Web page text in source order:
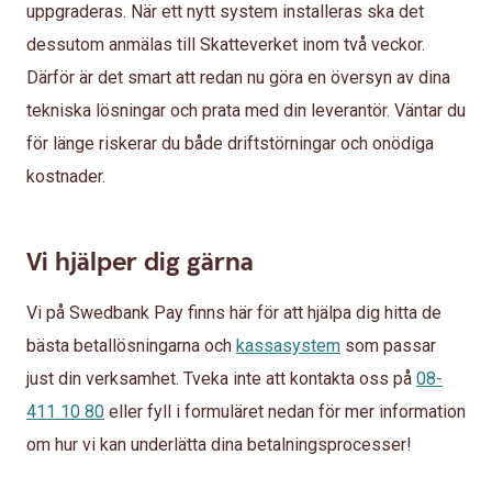
uppgraderas. När ett nytt system installeras ska det
dessutom anmälas till Skatteverket inom två veckor.
Därför är det smart att redan nu göra en översyn av dina
tekniska lösningar och prata med din leverantör. Väntar du
för länge riskerar du både driftstörningar och onödiga
kostnader.
Vi hjälper dig gärna
Vi på Swedbank Pay finns här för att hjälpa dig hitta de
bästa betallösningarna och kassasystem som passar
just din verksamhet. Tveka inte att kontakta oss på 08-
411 10 80 eller fyll i formuläret nedan för mer information
om hur vi kan underlätta dina betalningsprocesser!